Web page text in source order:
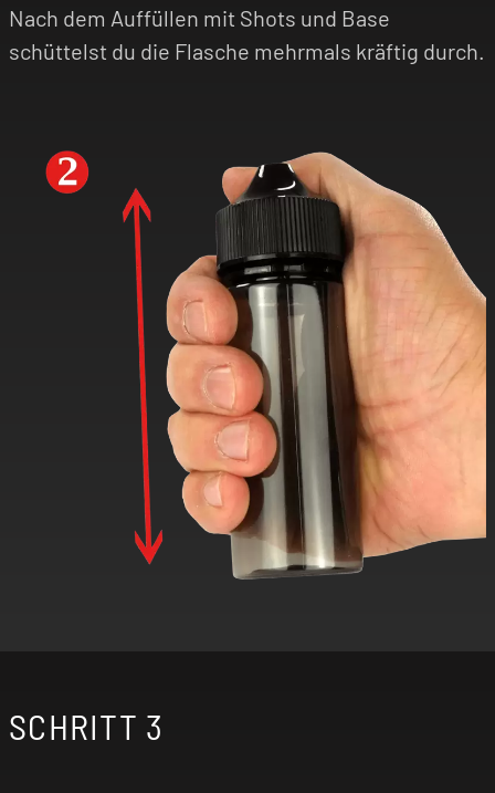
Nach dem Auffüllen mit Shots und Base
schüttelst du die Flasche mehrmals kräftig durch.
SCHRITT 3